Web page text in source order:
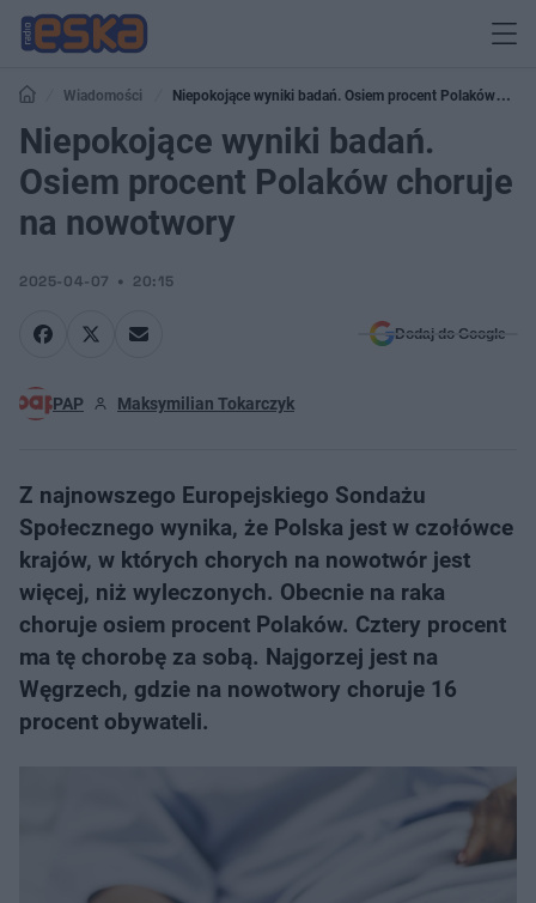
Wiadomości
Niepokojące wyniki badań. Osiem procent Polaków
choruje na nowotwory
Niepokojące wyniki badań.
Osiem procent Polaków choruje
na nowotwory
2025-04-07 20:15
Dodaj do Google
PAP Maksymilian Tokarczyk
Z najnowszego Europejskiego Sondażu
Społecznego wynika, że Polska jest w czołówce
krajów, w których chorych na nowotwór jest
więcej, niż wyleczonych. Obecnie na raka
choruje osiem procent Polaków. Cztery procent
ma tę chorobę za sobą. Najgorzej jest na
Węgrzech, gdzie na nowotwory choruje 16
procent obywateli.